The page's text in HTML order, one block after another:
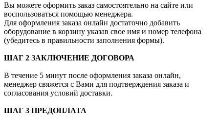
Вы можете оформить заказ самостоятельно на сайте или
воспользоваться помощью менеджера.
Для оформления заказа онлайн достаточно добавить
оборудование в корзину указав свое имя и номер телефона
(убедитесь в правильности заполнения формы).
ШАГ 2 ЗАКЛЮЧЕНИЕ ДОГОВОРА
В течение 5 минут после оформления заказа онлайн,
менеджер свяжется с Вами для подтверждения заказа и
согласования условий доставки.
ШАГ 3 ПРЕДОПЛАТА